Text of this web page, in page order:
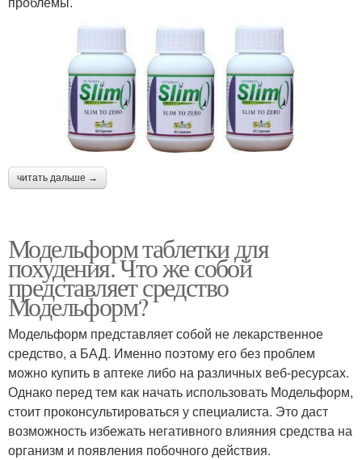
читать дальше →
Модельформ таблетки для
похудения. Что же собой
представляет средство
Модельформ?
Модельформ представляет собой не лекарственное
средство, а БАД. Именно поэтому его без проблем
можно купить в аптеке либо на различных веб-ресурсах.
Однако перед тем как начать использовать Модельформ,
стоит проконсультироваться у специалиста. Это даст
возможность избежать негативного влияния средства на
организм и появления побочного действия.